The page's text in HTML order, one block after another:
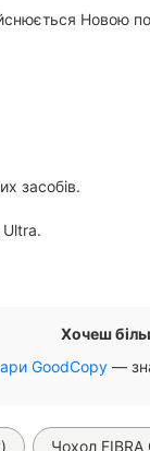
Новою
засобів.
Хочеш
GoodCopy —
Чохол